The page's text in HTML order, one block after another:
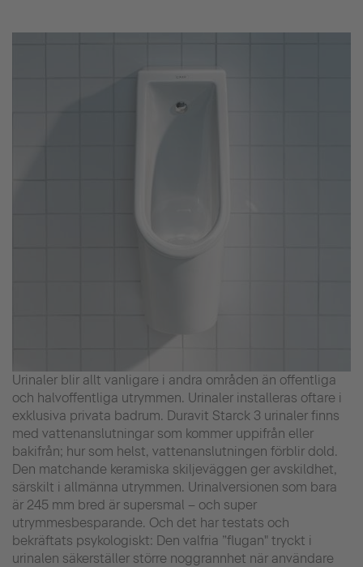
Urinaler blir allt vanligare i andra områden än offentliga
och halvoffentliga utrymmen. Urinaler installeras oftare i
exklusiva privata badrum. Duravit Starck 3 urinaler finns
med vattenanslutningar som kommer uppifrån eller
bakifrån; hur som helst, vattenanslutningen förblir dold.
Den matchande keramiska skiljeväggen ger avskildhet,
särskilt i allmänna utrymmen. Urinalversionen som bara
är 245 mm bred är supersmal – och super
utrymmesbesparande. Och det har testats och
bekräftats psykologiskt: Den valfria ”flugan" tryckt i
urinalen säkerställer större noggrannhet när användare